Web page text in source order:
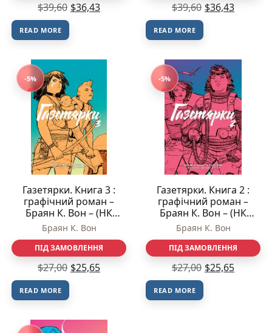
$39,60 $36,43
READ MORE
$39,60 $36,43
READ MORE
-5%
Газетярки. Книга 3 :
графічний роман –
Браян К. Вон – (НК
Богдан)
Браян К. Вон
ПІД ЗАМОВЛЕННЯ
$27,00 $25,65
READ MORE
-5%
Газетярки. Книга 2 :
графічний роман –
Браян К. Вон – (НК
Богдан)
Браян К. Вон
ПІД ЗАМОВЛЕННЯ
$27,00 $25,65
READ MORE